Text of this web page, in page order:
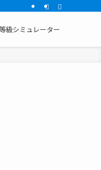
級シミュレーター